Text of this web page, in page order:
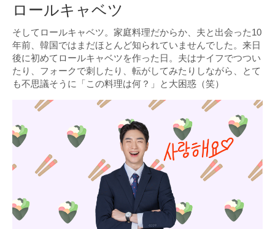
ロールキャベツ
そしてロールキャベツ。家庭料理だからか、夫と出会った10
年前、韓国ではまだほとんど知られていませんでした。来日
後に初めてロールキャベツを作った日。夫はナイフでつつい
たり、フォークで刺したり、転がしてみたりしながら、とて
も不思議そうに「この料理は何？」と大困惑（笑）